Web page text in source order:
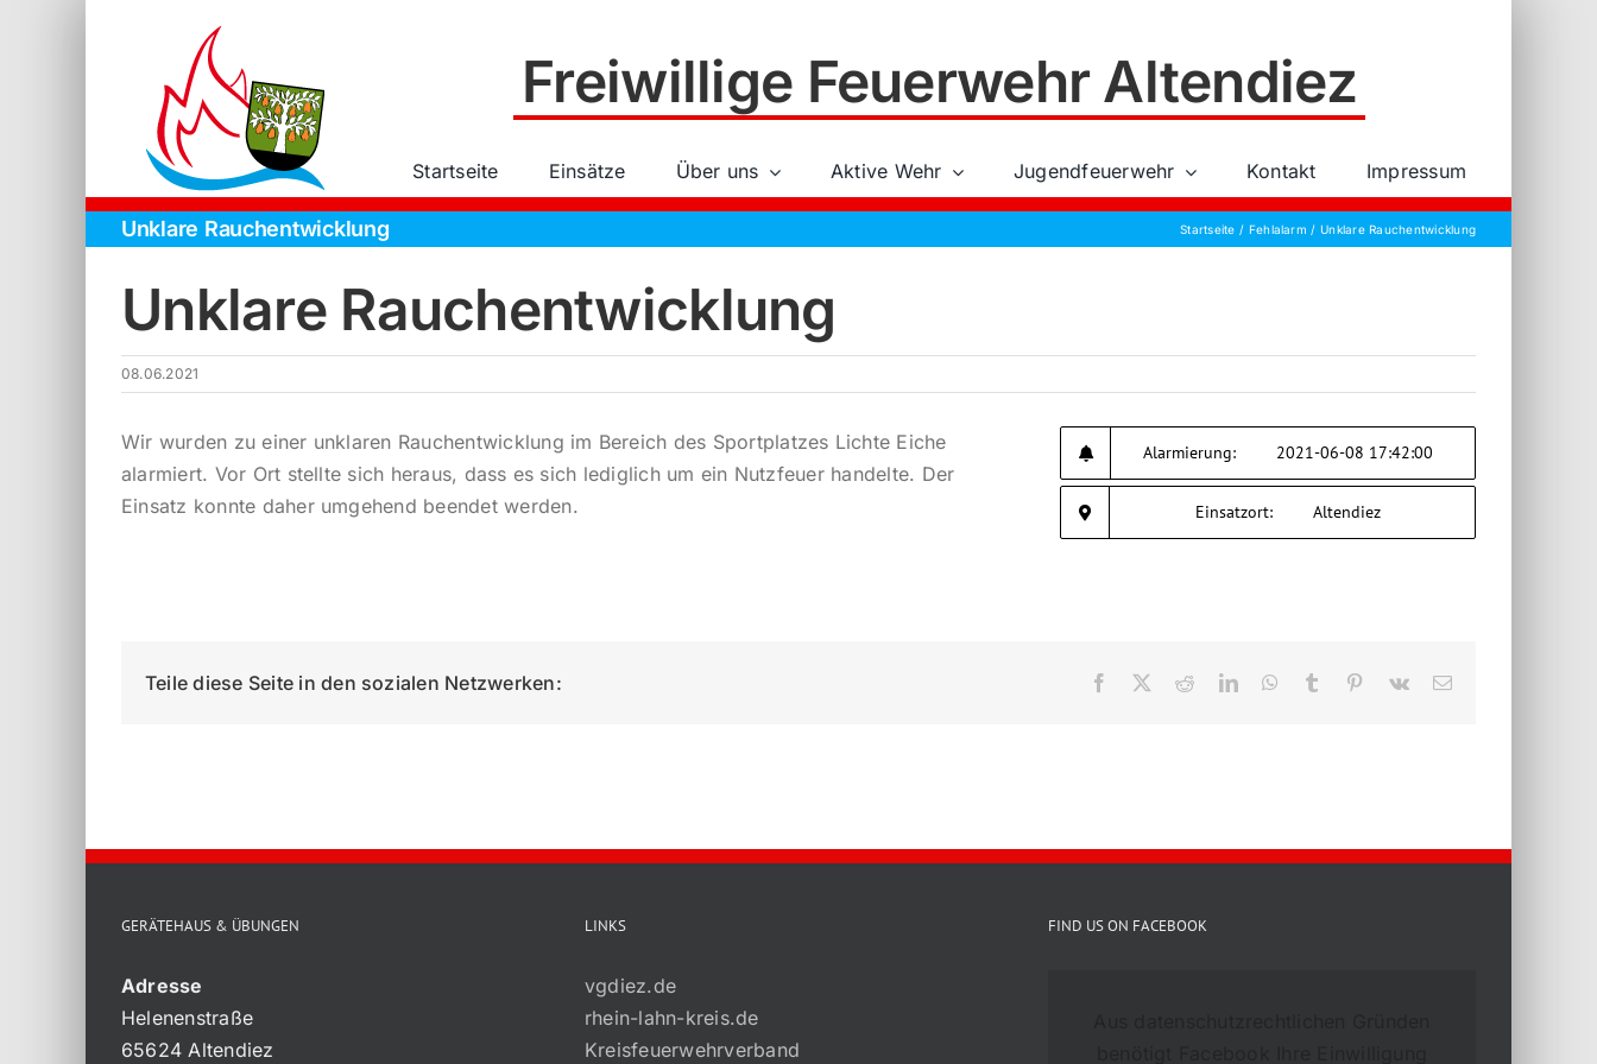
Freiwillige Feuerwehr Altendiez
Startseite Einsätze Über uns Aktive Wehr Jugendfeuerwehr Kontakt Impressum
Unklare Rauchentwicklung Startseite Fehlalarm Unklare Rauchentwicklung
Unklare Rauchentwicklung
08.06.2021
Wir wurden zu einer unklaren Rauchentwicklung im Bereich des Sportplatzes Lichte Eiche
alarmiert. Vor Ort stellte sich heraus, dass es sich lediglich um ein Nutzfeuer handelte. Der
Einsatz konnte daher umgehend beendet werden.
Alarmierung: 2021-06-08 17:42:00
Einsatzort: Altendiez
Teile diese Seite in den sozialen Netzwerken: Facebook RedditLinkedInWhatsApp
Tumblr Pinterest
Vk
E-
GERÄTEHAUS & ÜBUNGEN
Adresse
Helenenstraße
65624 Altendiez
LINKS
vgdiez.de
rhein-lahn-kreis.de
Kreisfeuerwehrverband
FIND US ON FACEBOOK